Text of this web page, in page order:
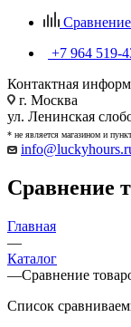
+7 964 519-
Контактная
г. Москва
ул. Ленинская
* не является магазином и
Сравнение
Главная
—
Каталог
—Сравнение
Список